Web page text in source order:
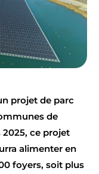
projet de parc
de
2025, ce projet
alimenter en
foyers, soit plus